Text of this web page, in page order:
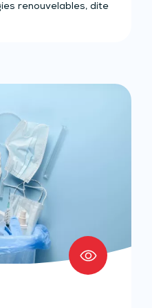
renouvelables, dite